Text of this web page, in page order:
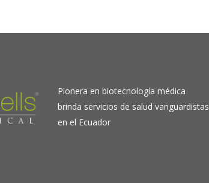
Pionera en biotecnología médica
brinda servicios de salud vanguardistas
en el Ecuador